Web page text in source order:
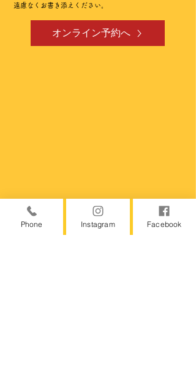
遠慮なくお書き添えください。
オンライン予約へ
Phone Instagram Facebook